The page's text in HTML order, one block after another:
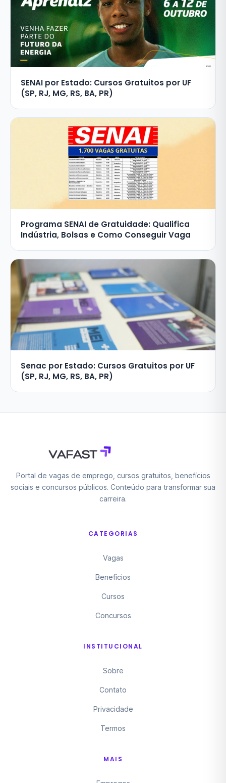
SENAI por Estado: Cursos Gratuitos por UF
(SP, RJ, MG, RS, BA, PR)
Programa SENAI de Gratuidade: Qualifica
Indústria, Bolsas e Como Conseguir Vaga
Senac por Estado: Cursos Gratuitos por UF
(SP, RJ, MG, RS, BA, PR)
Portal de vagas de emprego, cursos gratuitos, benefícios
sociais e concursos públicos. Conteúdo para transformar sua
carreira.
CATEGORIAS
Vagas
Benefícios
Cursos
Concursos
INSTITUCIONAL
Sobre
Contato
Privacidade
Termos
MAIS